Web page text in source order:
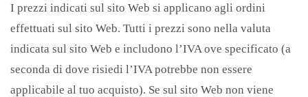
I prezzi indicati sul sito Web si applicano agli ordini
effettuati sul sito Web. Tutti i prezzi sono nella valuta
indicata sul sito Web e includono l’IVA ove specificato (a
seconda di dove risiedi l’IVA potrebbe non essere
applicabile al tuo acquisto). Se sul sito Web non viene